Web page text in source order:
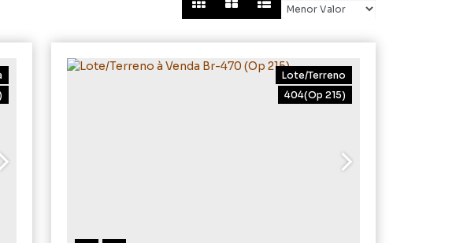
404(Op 215)
Lote/Terreno